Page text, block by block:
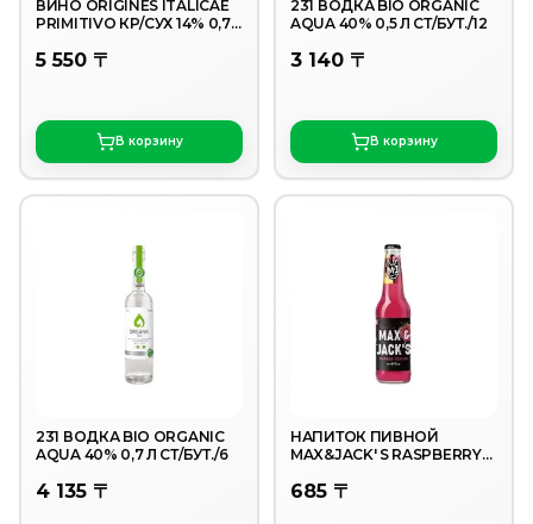
ВИНО ORIGINES ITALICAE
PRIMITIVO КР/СУХ 14% 0,75
5 550 〒
В корзину
231 ВОДКА BIO ORGANIC
AQUA 40% 0,5 Л СТ/БУТ./12
3 140 〒
В корзину
231 ВОДКА BIO ORGANIC
AQUA 40% 0,7 Л СТ/БУТ./6
4 135 〒
НАПИТОК ПИВНОЙ
MAX&JACK' S RASPBERRY
685 〒